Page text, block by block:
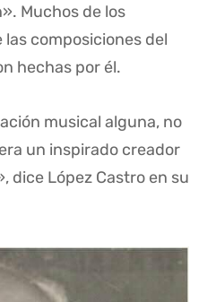
Muchos de los
composiciones del
hechas por él.
musical alguna, no
un inspirado creador
dice López Castro en su